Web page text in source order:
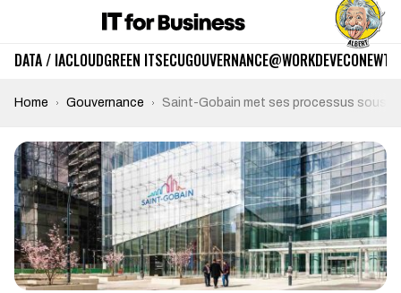
DATA / IACLOUDGREEN ITSECUGOUVERNANCE@WORKDEVECO
Home Gouvernance Saint-Gobain met ses processus sous